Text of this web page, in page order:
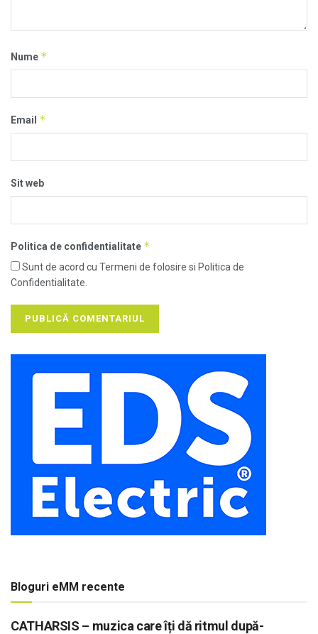
Nume *
Email *
Sit web
Politica de confidentialitate *
Sunt de acord cu Termeni de folosire si Politica de
Confidentialitate.
Bloguri eMM recente
CATHARSIS – muzica care îți dă ritmul după-